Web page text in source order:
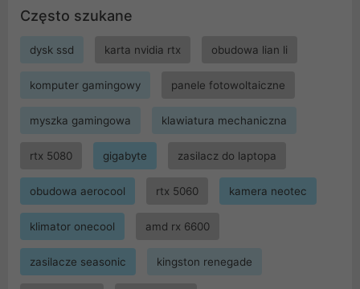
Często szukane
dysk ssd karta nvidia rtx obudowa lian li
komputer gamingowy panele fotowoltaiczne
myszka gamingowa klawiatura mechaniczna
rtx 5080 gigabyte zasilacz do laptopa
obudowa aerocool rtx 5060 kamera neotec
klimator onecool amd rx 6600
zasilacze seasonic kingston renegade